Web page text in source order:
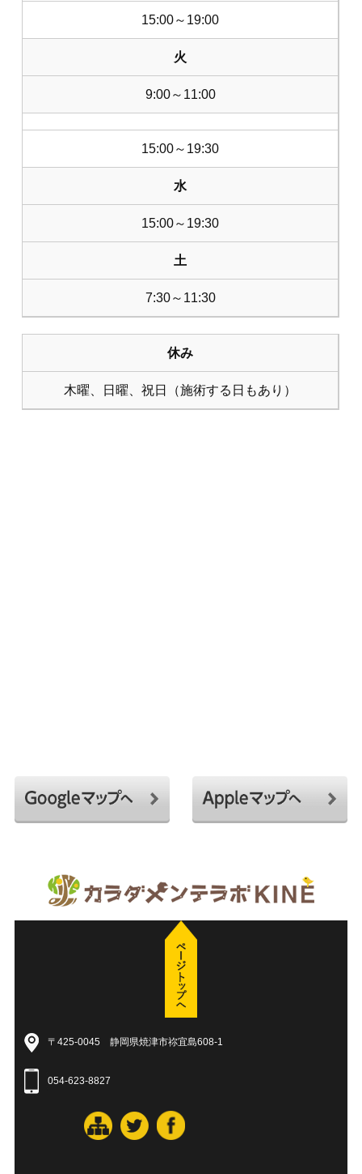
15:00～19:00
火
9:00～11:00
15:00～19:30
水
15:00～19:30
土
7:30～11:30
休み
木曜、日曜、祝日（施術する日もあり）
〒425-0045 静岡県焼津市祢宜島608-1
054-623-8827